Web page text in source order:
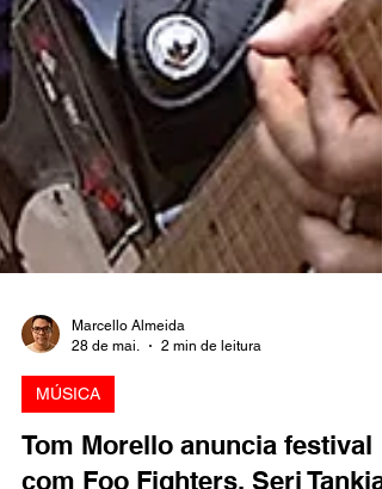
Marcello Almeida
28 de mai.
2 min de leitura